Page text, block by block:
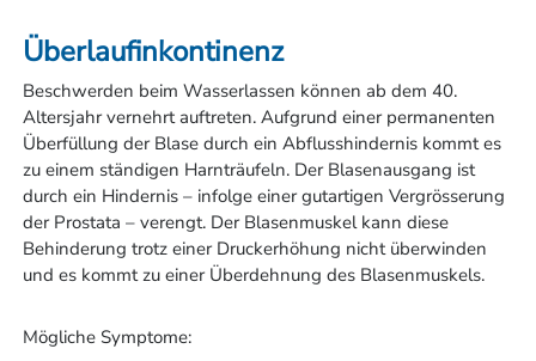
Überlaufinkontinenz
Beschwerden beim Wasserlassen können ab dem 40.
Altersjahr vernehrt auftreten. Aufgrund einer permanenten
Überfüllung der Blase durch ein Abflusshindernis kommt es
zu einem ständigen Harnträufeln. Der Blasenausgang ist
durch ein Hindernis – infolge einer gutartigen Vergrösserung
der Prostata – verengt. Der Blasenmuskel kann diese
Behinderung trotz einer Druckerhöhung nicht überwinden
und es kommt zu einer Überdehnung des Blasenmuskels.
Mögliche Symptome: